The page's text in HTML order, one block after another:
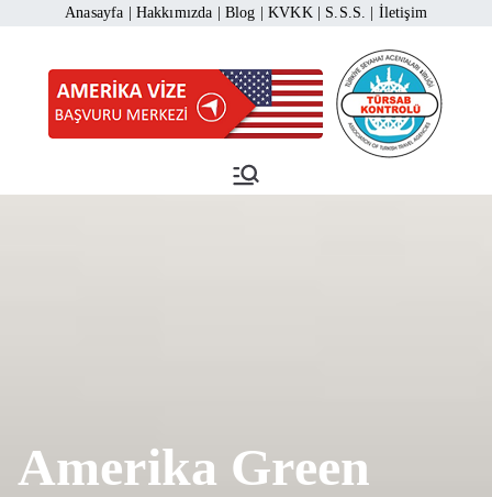
Anasayfa Hakkımızda Blog |KVKK| S.S.S. İletişim
Amerika Vizesi Başvurusu 444 1
883
Amerika Green